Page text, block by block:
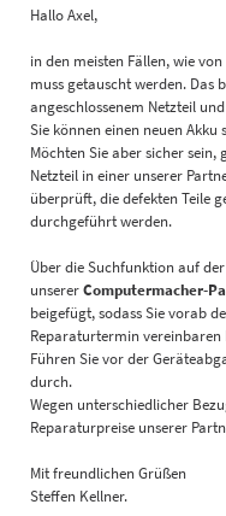
Hallo Axel,
in den meisten Fällen, wie
muss getauscht werden. Das
angeschlossenem Netzteil
Sie können einen neuen Akku
Möchten Sie aber sicher
Netzteil in einer unserer
überprüft, die defekten Teile
durchgeführt werden.
Über die Suchfunktion auf der
unsererComputermacher-
beigefügt, sodass Sie vorab
Reparaturtermin vereinbaren
Führen Sie vor der
durch.
Wegen unterschiedlicher
Reparaturpreise unserer
Mit freundlichen Grüßen
Steffen Kellner.